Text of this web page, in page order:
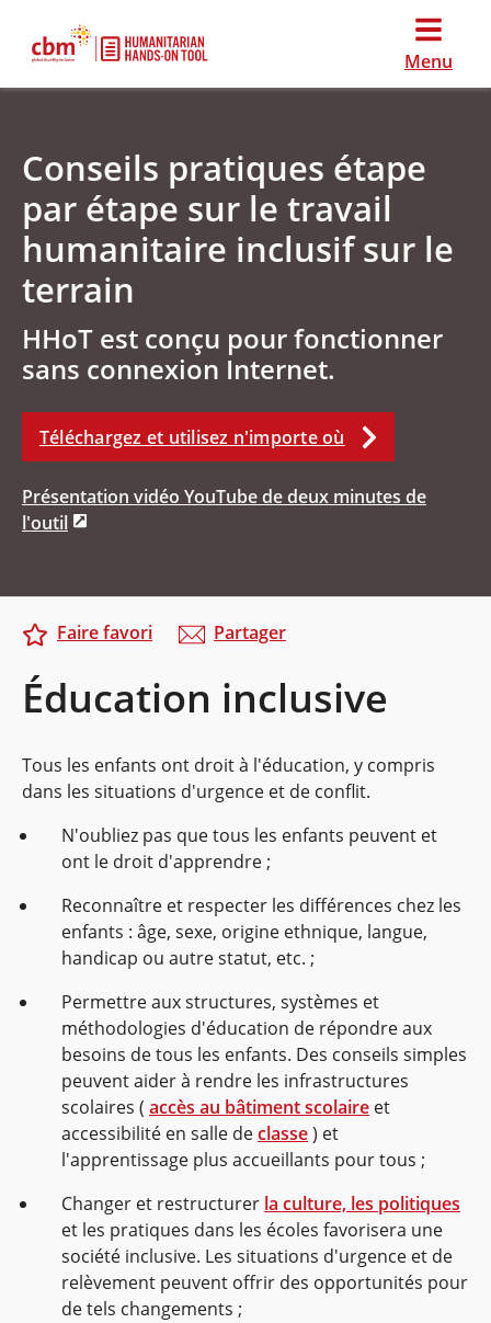
Menu
Conseils pratiques étape
par étape sur le travail
humanitaire inclusif sur le
terrain
HHoT est conçu pour fonctionner
sans connexion Internet.
Téléchargez et utilisez n'importe où
Présentation vidéo YouTube de deux minutes de
l'outil
Éducation inclusive
Faire favori Partager
Tous les enfants ont droit à l'éducation, y compris
dans les situations d'urgence et de conflit.
N'oubliez pas que tous les enfants peuvent et
ont le droit d'apprendre ;
Reconnaître et respecter les différences chez les
enfants : âge, sexe, origine ethnique, langue,
handicap ou autre statut, etc. ;
Permettre aux structures, systèmes et
méthodologies d'éducation de répondre aux
besoins de tous les enfants. Des conseils simples
peuvent aider à rendre les infrastructures
scolaires ( accès au bâtiment scolaire et
accessibilité en salle declasse) et
l'apprentissage plus accueillants pour tous ;
Changer et restructurer la culture, les politiques
et les pratiques dans les écoles favorisera une
société inclusive. Les situations d'urgence et de
relèvement peuvent offrir des opportunités pour
de tels changements ;